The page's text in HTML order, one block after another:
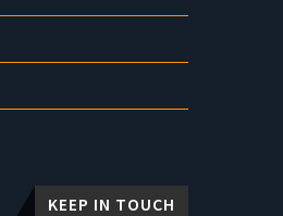
KEEP IN TOUCH